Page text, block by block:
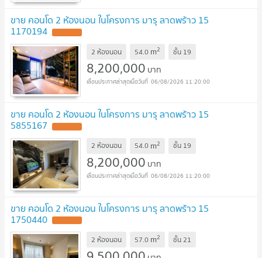
ขาย คอนโด 2 ห้องนอน ในโครงการ มารุ ลาดพร้าว 15
1170194
2 ห้องนอน 54.0 m2 ชั้น 19
8,200,000 บาท
06/08/2026 11:20:00
ขาย คอนโด 2 ห้องนอน ในโครงการ มารุ ลาดพร้าว 15
5855167
2 ห้องนอน 54.0 m2 ชั้น 19
8,200,000 บาท
06/08/2026 11:20:00
ขาย คอนโด 2 ห้องนอน ในโครงการ มารุ ลาดพร้าว 15
1750440
2 ห้องนอน 57.0 m2 ชั้น21